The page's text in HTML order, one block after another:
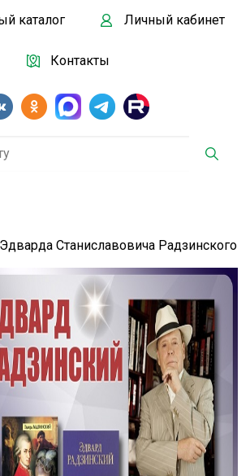
каталог Личный кабинет
Контакты
Станиславовича Радзинского